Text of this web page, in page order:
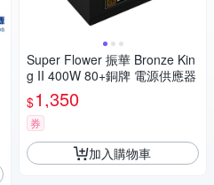
Super Flower 振華 Bronze Kin
g II 400W 80+銅牌 電源供應器
$1,350
券
加入購物車